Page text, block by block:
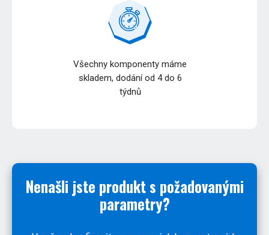
Všechny komponenty máme
skladem, dodání od 4 do 6
týdnů
Nenašli jste produkt s požadovanými
parametry?